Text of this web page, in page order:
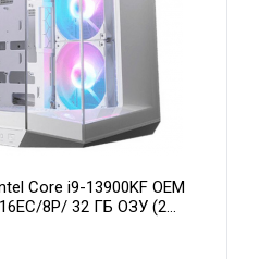
Core i9-13900KF OEM
8P/ 32 ГБ ОЗУ (2
GAMING OC 16GB GDDR6